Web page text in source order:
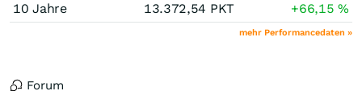
10 Jahre
13.372,54 PKT +66,15%
mehr Performancedaten »
Forum